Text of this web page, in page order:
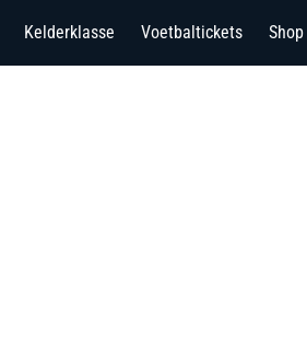
Kelderklasse Voetbaltickets Shop